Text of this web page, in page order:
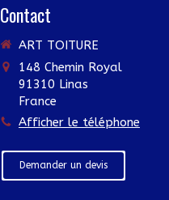
Contact
ART TOITURE
148 Chemin Royal
91310 Linas
France
Afficher le téléphone
Demander un devis